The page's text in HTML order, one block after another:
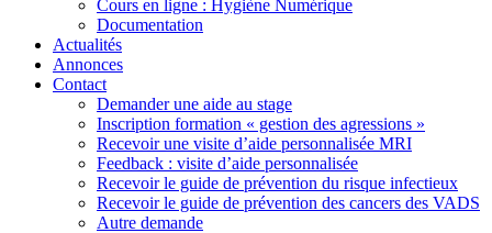
Cours en ligne : Hygiène Numérique
Documentation
Actualités
Annonces
Contact
Demander une aide au stage
Inscription formation « gestion des agressions »
Recevoir une visite d’aide personnalisée MRI
Feedback : visite d’aide personnalisée
Recevoir le guide de prévention du risque infectieux
Recevoir le guide de prévention des cancers des VADS
Autre demande